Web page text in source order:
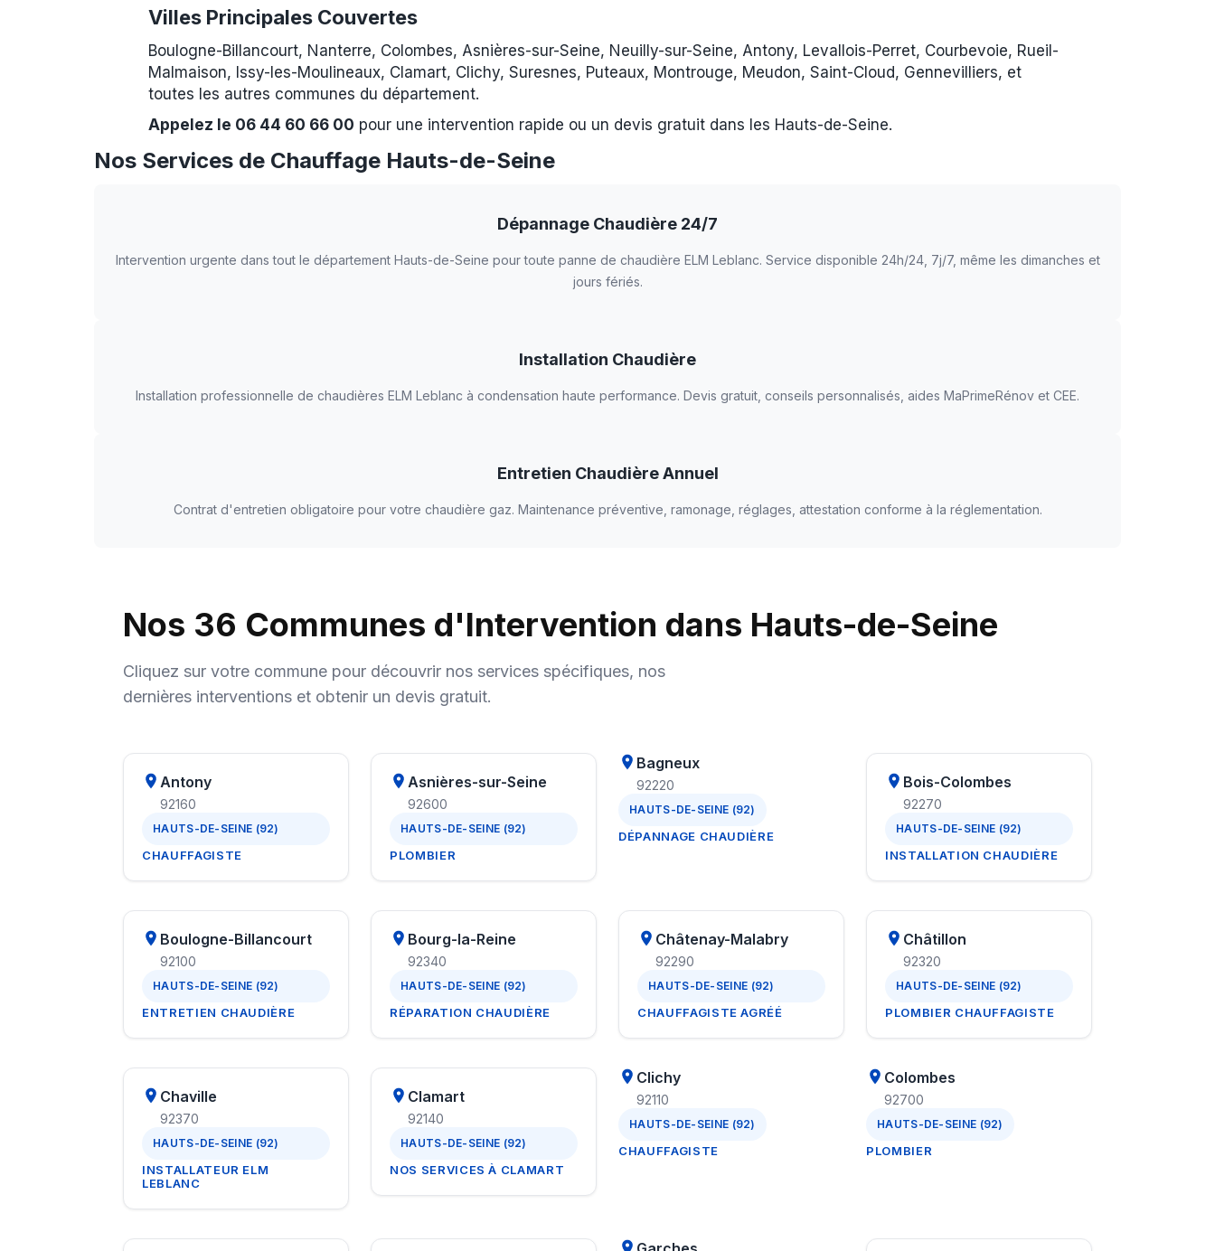
Villes Principales Couvertes
Boulogne-Billancourt, Nanterre, Colombes, Asnières-sur-Seine, Neuilly-sur-Seine, Antony, Levallois-Perret, Courbevoie, Rueil-
Malmaison, Issy-les-Moulineaux, Clamart, Clichy, Suresnes, Puteaux, Montrouge, Meudon, Saint-Cloud, Gennevilliers, et
toutes les autres communes du département.
Appelez le 06 44 60 66 00 pour une intervention rapide ou un devis gratuit dans les Hauts-de-Seine.
Nos Services de Chauffage Hauts-de-Seine
Dépannage Chaudière 24/7
Intervention urgente dans tout le département Hauts-de-Seine pour toute panne de chaudière ELM Leblanc. Service disponible 24h/24, 7j/7, même les dimanches et
jours fériés.
Installation Chaudière
Installation professionnelle de chaudières ELM Leblanc à condensation haute performance. Devis gratuit, conseils personnalisés, aides MaPrimeRénov et CEE.
Entretien Chaudière Annuel
Contrat d'entretien obligatoire pour votre chaudière gaz. Maintenance préventive, ramonage, réglages, attestation conforme à la réglementation.
Nos 36 Communes d'Intervention dans Hauts-de-Seine
Cliquez sur votre commune pour découvrir nos services spécifiques, nos
dernières interventions et obtenir un devis gratuit.
Antony
92160
HAUTS-DE-SEINE (92)
CHAUFFAGISTE
Asnières-sur-Seine
92600
HAUTS-DE-SEINE (92)
PLOMBIER
Bagneux
92220
HAUTS-DE-SEINE (92)
DÉPANNAGE CHAUDIÈRE
Bois-Colombes
92270
HAUTS-DE-SEINE (92)
INSTALLATION CHAUDIÈRE
Boulogne-Billancourt
92100
HAUTS-DE-SEINE (92)
ENTRETIEN CHAUDIÈRE
Bourg-la-Reine
92340
HAUTS-DE-SEINE (92)
RÉPARATION CHAUDIÈRE
Châtenay-Malabry
92290
HAUTS-DE-SEINE (92)
CHAUFFAGISTE AGRÉÉ
Châtillon
92320
HAUTS-DE-SEINE (92)
PLOMBIER CHAUFFAGISTE
Chaville
92370
HAUTS-DE-SEINE (92)
INSTALLATEUR ELM
LEBLANC
Clamart
92140
HAUTS-DE-SEINE (92)
NOS SERVICES À CLAMART
Clichy
92110
HAUTS-DE-SEINE (92)
CHAUFFAGISTE
Colombes
92700
HAUTS-DE-SEINE (92)
PLOMBIER